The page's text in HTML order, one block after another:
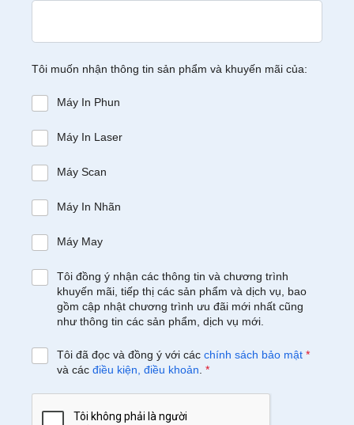
Tôi muốn nhận thông tin sản phẩm và khuyến mãi của:
Máy In Phun
Máy In Laser
Máy Scan
Máy In Nhãn
Máy May
Tôi đồng ý nhận các thông tin và chương trình
khuyến mãi, tiếp thị các sản phẩm và dịch vụ, bao
gồm cập nhật chương trình ưu đãi mới nhất cũng
như thông tin các sản phẩm, dịch vụ mới.
Tôi đã đọc và đồng ý với các chính sách bảo mật *
và các điều kiện, điều khoản *